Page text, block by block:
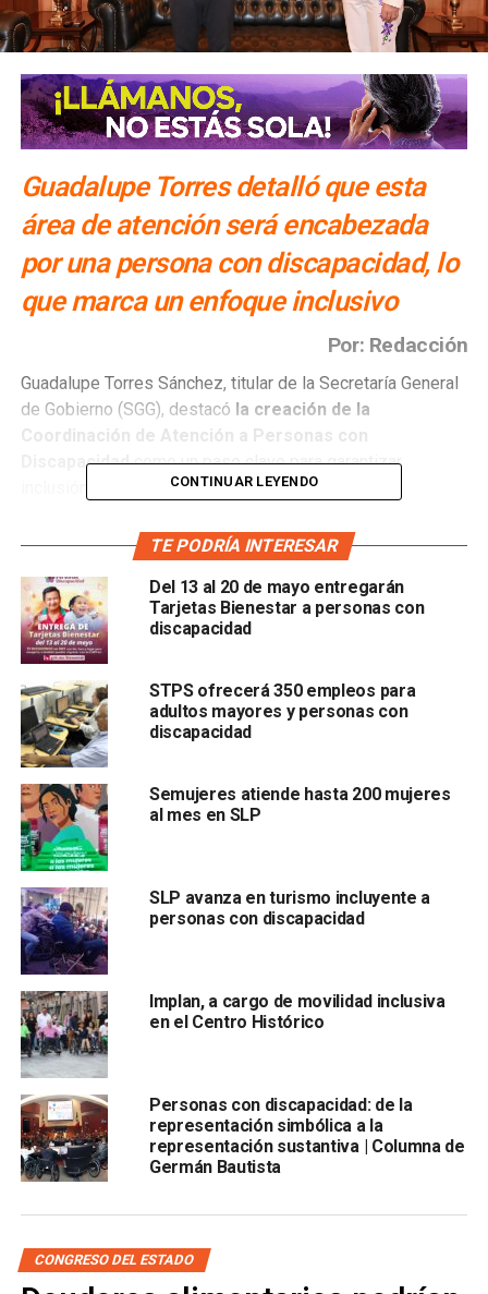
Guadalupe Torres detalló que esta
área de atención será encabezada
por una persona con discapacidad, lo
que marca un enfoque inclusivo
Por: Redacción
Guadalupe Torres Sánchez, titular de la Secretaría General
de Gobierno (SGG), destacó la creación de la
Coordinación de Atención a Personas con
Discapacidadcomo un paso clave para garantizar
inclusión y atención directa a este sector.
La nueva instancia, que dependerá de la Subsecretaría de
Derechos Humanos, será encabezada porIsis Libertad
Lara Felipe , quien —subrayó— vive con autismo.
“Las personas con discapacidad deben encabezar
estas áreas, porque son quienes conocen, viven y
entienden sus necesidades”, señaló.
Torres Sánchez explicó que la coordinación ya ha iniciado
acercamientos con colectivos, los cuales han reconocido
la designación de su titular.
Además, adelantó que se prevé una reunión encabezada
por el gobernador
con discapacidad, con el objetivo de identificar y atender
sus principales demandas.
Entre las funciones principales de esta nueva área estará
el acompañamiento en consultas públicas y procesos de
participación:
“Esta oficina dará seguimiento,
asesoramiento y acompañamiento para evitar
atropellos en estos procesos”
CONTINUAR LEYENDO
TE PODRÍA INTERESAR
Del 13 al 20 de mayo entregarán
Tarjetas Bienestar a personas con
discapacidad
STPS ofrecerá 350 empleos para
adultos mayores y personas con
discapacidad
Semujeres atiende hasta 200 mujeres
al mes en SLP
SLP avanza en turismo incluyente a
personas con discapacidad
Implan, a cargo de movilidad inclusiva
en el Centro Histórico
Personas con discapacidad: de la
representación simbólica a la
representación sustantiva | Columna de
Germán Bautista
CONGRESO DEL ESTADO